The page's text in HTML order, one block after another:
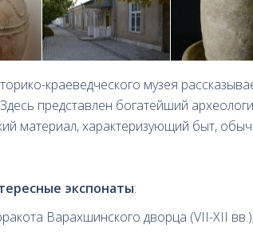
краеведческого музея
Здесь представлен богатейший
материал, характеризующий быт,
экспонаты:
Варахшинского дворца (VII-XII вв.);